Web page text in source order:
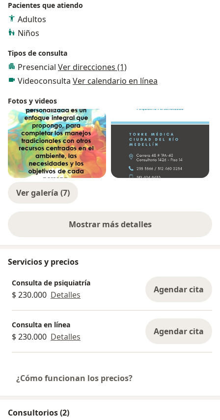
Pacientes que atiendo
Adultos
Niños
Tipos de consulta
Presencial Ver direcciones (1)
Videoconsulta Ver calendario en línea
Fotos y videos
Ver galería (7)
Mostrar más detalles
sobre la experiencia
Servicios y precios
Consulta de psiquiatría
$ 230.000 Detalles Agendar cita
Consulta en línea
$ 230.000 Detalles Agendar cita
¿Cómo funcionan los precios?
Consultorios (2)